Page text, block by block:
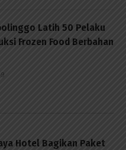
Latih 50 Pelaku
Frozen Food Berbahan
Hotel Bagikan Paket